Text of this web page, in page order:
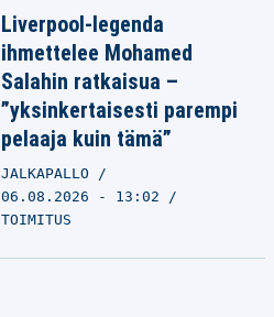
Liverpool-legenda
ihmettelee Mohamed
Salahin ratkaisua –
”yksinkertaisesti parempi
pelaaja kuin tämä”
JALKAPALLO
06.08.2026 - 13:02
TOIMITUS